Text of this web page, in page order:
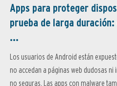
Apps para proteger
prueba de larga
...
Los usuarios de Android están
no accedan a páginas web dudosas
no seguras. Las apps con malware